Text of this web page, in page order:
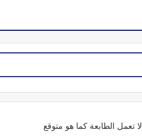
لا تعمل الطابعة كما هو متوقع